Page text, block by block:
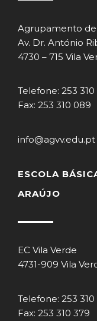
Agrupamento de
Av. Dr. António
4730 – 715 Vila
Telefone: 253
Fax: 253 310 089
info@agvv.edu.pt
ESCOLA
ARAÚJO
EC Vila Verde
4731-909 Vila
Telefone: 253 310
Fax: 253 310 379